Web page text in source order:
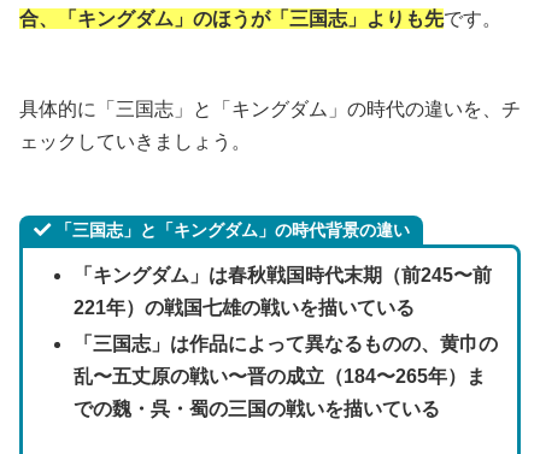
合、「キングダム」のほうが「三国志」よりも先です。
具体的に「三国志」と「キングダム」の時代の違いを、チ
ェックしていきましょう。
「三国志」と「キングダム」の時代背景の違い
「キングダム」は春秋戦国時代末期（前245〜前
221年）の戦国七雄の戦いを描いている
「三国志」は作品によって異なるものの、黄巾の
乱〜五丈原の戦い〜晋の成立（184〜265年）ま
での魏・呉・蜀の三国の戦いを描いている